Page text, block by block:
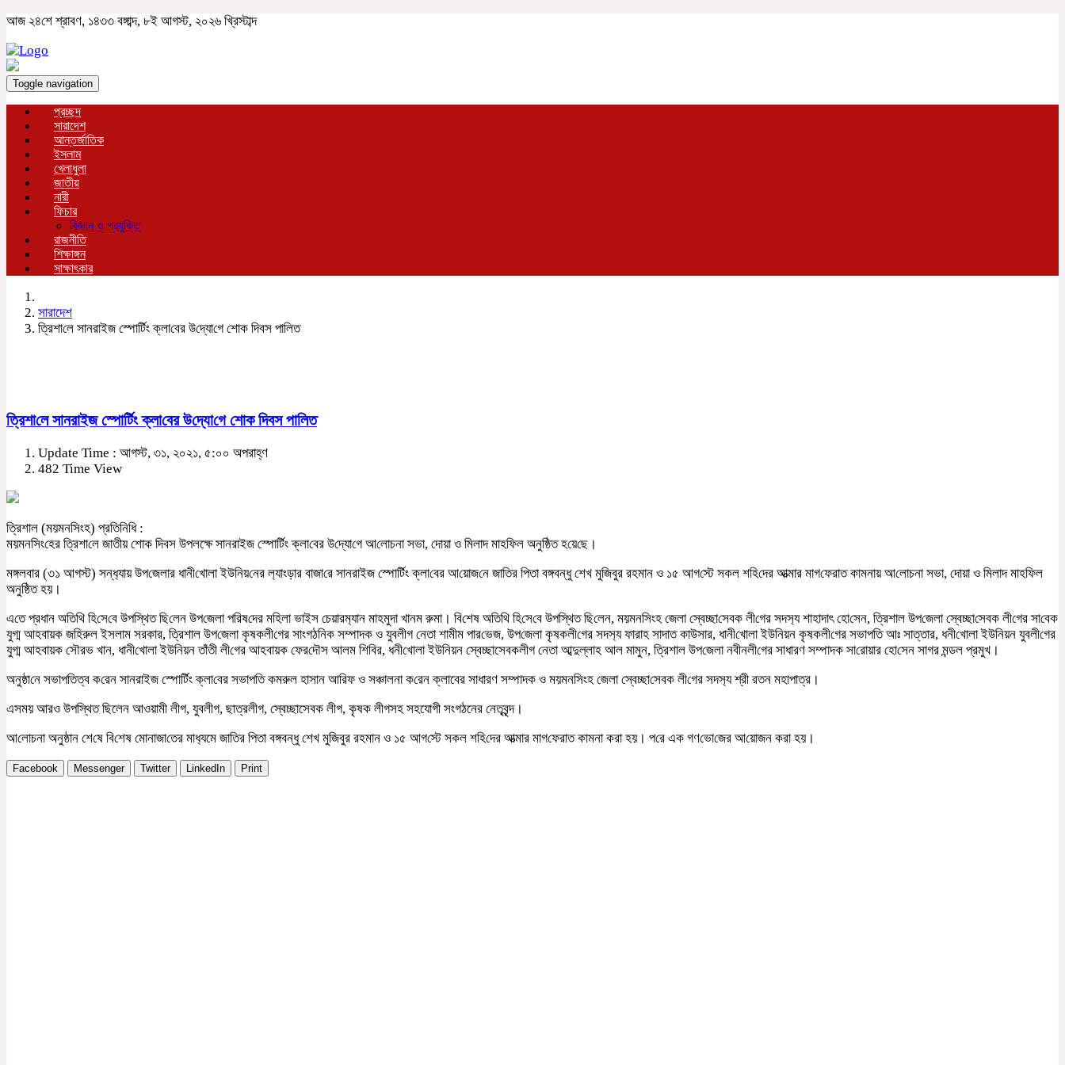
আজ ২৪শে শ্রাবণ, ১৪৩৩ বঙ্গাব্দ, ৮ই আগস্ট, ২০২৬ খ্রিস্টাব্দ
Toggle navigation
প্রচ্ছদ
সারাদেশ
আন্তর্জাতিক
ইসলাম
খেলাধুলা
জাতীয়
নারী
ফিচার
বিজ্ঞান ও প্রযুক্তি
রাজনীতি
শিক্ষাঙ্গন
সাক্ষাৎকার
সারাদেশ
ত্রিশা‌লে সানরাইজ স্পো‌র্টিং ক্লা‌বের উ‌দ্যো‌গে শোক দিবস পা‌লিত
ত্রিশা‌লে সানরাইজ স্পো‌র্টিং ক্লা‌বের উ‌দ্যো‌গে শোক দিবস পা‌লিত
Update Time : আগস্ট, ৩১, ২০২১, ৫:০০ অপরাহ্ণ
482 Time View
ত্রিশাল (ময়মন‌সিংহ) প্রতি‌নি‌ধি :
ময়মন‌সিং‌হের ত্রিশা‌লে জাতীয় শোক দিবস উপলক্ষে সানরাইজ স্পো‌র্টিং ক্লা‌বের উ‌দ্যো‌গে আ‌লোচনা সভা, দোয়া ও মিলাদ মাহ‌ফিল অনু‌ষ্ঠিত হ‌য়ে‌ছে।
মঙ্গলবার (৩১ আগস্ট) সন্ধ‌্যায় উপ‌জেলার ধানী‌খোলা ইউ‌নিয়‌নের ল‌্যাংড়ার বাজা‌রে সানরাইজ স্পো‌র্টিং ক্লা‌বের আ‌য়োজ‌নে জা‌তির পিতা বঙ্গবন্ধু শেখ মু‌জিবুর রহমান ও ১৫ আগ‌স্টে সকল শহি‌দের আত্মার মাগ‌ফেরাত কামনায় আ‌লোচনা সভা, দোয়া ও মিলাদ মাহ‌ফিল
অনু‌ষ্ঠিত হয়।
এ‌তে প্রধান অ‌তি‌থি হি‌সে‌বে উপ‌স্থিত ছি‌লেন উপ‌জেলা প‌রিষ‌দের ম‌হিলা ভাইস চেয়ারম‌্যান মাহমুদা খানম রুমা। বি‌শেষ অ‌তি‌থি হি‌সে‌বে উপ‌স্থিত ছি‌লেন, ময়মন‌সিংহ জেলা স্বেচ্ছা‌সেবক লী‌গের সদস‌্য শাহাদাৎ হো‌সেন, ত্রিশাল উপ‌জেলা স্বেচ্ছা‌সেবক লী‌গের সা‌বেক
যুগ্ম আহবায়ক জ‌হিরুল ইসলাম সরক‌ার, ত্রিশ‌াল উপ‌জেলা কৃষকলী‌গের সাংগঠ‌নিক সম্পাদক ও যুবল‌ীগ নেতা শামীম পার‌ভেজ, উপ‌জেলা কৃষকলী‌গের সদস‌্য ফারাহ সাদাত কাউসার, ধানী‌খোলা ইউ‌নিয়ন কৃষকলী‌গের সভাপ‌তি আঃ সাত্তার, ধনী‌খোলা ইউ‌নিয়ন যুবলী‌গের
যুগ্ম আহবায়ক সৌরভ খান, ধানী‌খোলা ইউ‌নিয়ন তাঁতী লী‌গের আহবায়ক ফের‌দৌস আলম শি‌বির, ধনী‌খোলা ইউ‌নিয়ন স্বেচ্ছাসেবকলীগ নেতা আব্দুল্লাহ আল মামুন, ত্রিশাল উপ‌জেলা নবীনলী‌গের সাধারণ সম্পাদক সা‌রোয়ার হো‌সেন সাগর মন্ডল প্রমুখ।
অনুষ্ঠা‌নে সভাপ‌তিত্ব ক‌রেন সানরাইজ স্পো‌র্টিং ক্লা‌বের সভাপ‌তি কমরুল হাসান আ‌রিফ ও সঞ্চালনা ক‌রেন ক্লাবের সাধারণ সম্পাদক ও ময়মন‌সিংহ জেলা স্বেচ্ছা‌সেবক লী‌গের সদস‌্য শ্রী রতন মহাপাত্র।
এসময় আরও উপ‌স্থিত ছিলেন আওয়ামী লীগ, যুবলীগ, ছাত্রলীগ, স্বেচ্ছাসেবক লীগ, কৃষক লীগসহ সহযোগী সংগঠনের নেতৃবৃন্দ।
আ‌লোচনা অনুষ্ঠান শে‌ষে বি‌শেষ মোনাজা‌তের মাধ‌্যমে জা‌তির পিতা বঙ্গবন্ধু শেখ মু‌জিবুর রহমান ও ১৫ আগ‌স্টে সকল শহি‌দের আত্মার মাগ‌ফেরাত কামনা করা হয়। প‌রে এক গণ‌ভো‌জের আ‌য়োজন করা হয়।
Facebook Messenger Twitter LinkedIn Print